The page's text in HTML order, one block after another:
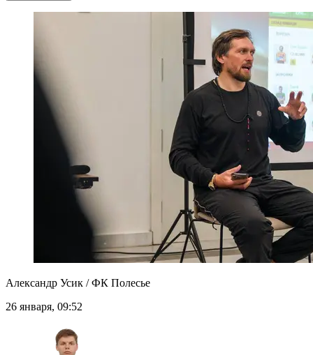
Александр Усик / ФК Полесье
26 января, 09:52